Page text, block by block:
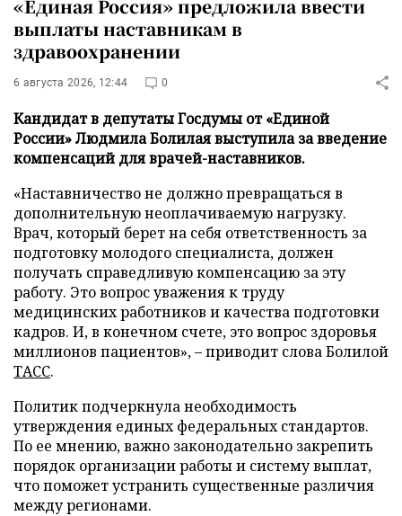
«Единая Россия» предложила ввести
выплаты наставникам в
здравоохранении
6 августа 2026, 12:44 0
Кандидат в депутаты Госдумы от «Единой
России» Людмила Болилая выступила за введение
компенсаций для врачей-наставников.
«Наставничество не должно превращаться в
дополнительную неоплачиваемую нагрузку.
Врач, который берет на себя ответственность за
подготовку молодого специалиста, должен
получать справедливую компенсацию за эту
работу. Это вопрос уважения к труду
медицинских работников и качества подготовки
кадров. И, в конечном счете, это вопрос здоровья
миллионов пациентов», – приводит слова Болилой
ТАСС.
Политик подчеркнула необходимость
утверждения единых федеральных стандартов.
По ее мнению, важно законодательно закрепить
порядок организации работы и систему выплат,
что поможет устранить существенные различия
между регионами.